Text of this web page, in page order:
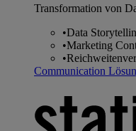
Transformation von
•Data
•Marketing
•
Communication